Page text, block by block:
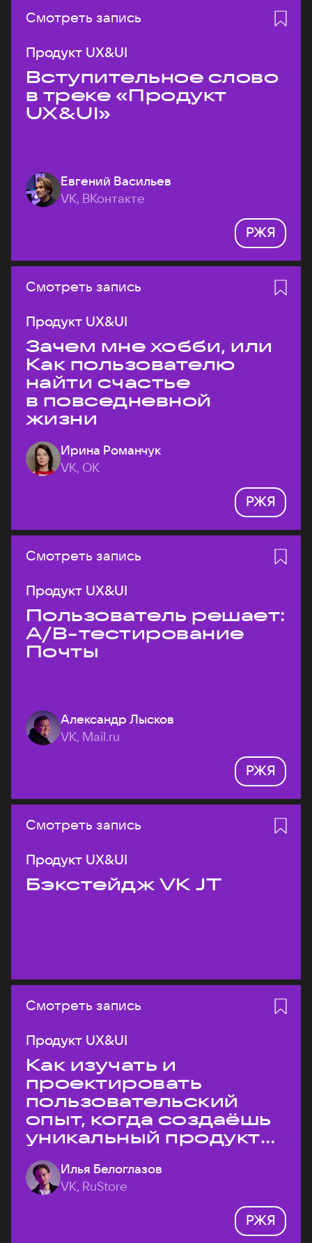
Смотреть запись
Продукт UX&UI
Вступительное слово
в треке «Продукт
UX&UI»
Евгений Васильев
VK, ВКонтакте
РЖЯ
Смотреть запись
Продукт UX&UI
Зачем мне хобби, или
Как пользователю
найти счастье
в повседневной
жизни
Ирина Романчук
VK, ОК
РЖЯ
Смотреть запись
Продукт UX&UI
Пользователь решает:
A/B-тестирование
Почты
Александр Лысков
VK, Mail.ru
РЖЯ
Смотреть запись
Продукт UX&UI
Бэкстейдж VK JT
Смотреть запись
Продукт UX&UI
Как изучать и
проектировать
пользовательский
опыт, когда создаёшь
уникальный продукт
на рынке?
Илья Белоглазов
VK, RuStore
РЖЯ